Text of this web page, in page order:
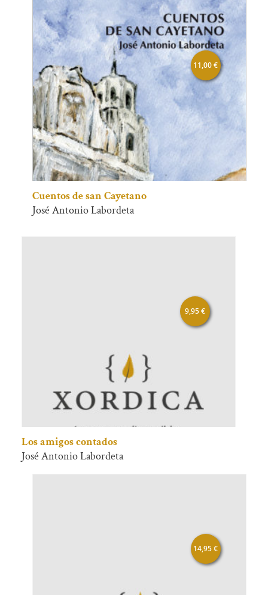
Cuentos de san Cayetano
José Antonio Labordeta
11,00€
Los amigos contados
José Antonio Labordeta
9,95€
14,95€